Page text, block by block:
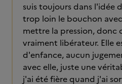
suis toujours dans l'idée
trop loin le bouchon
mettre la pression, donc
vraiment libérateur. Elle
d'enfance, aucun
avec elle, juste une
j'ai été fière quand j'ai